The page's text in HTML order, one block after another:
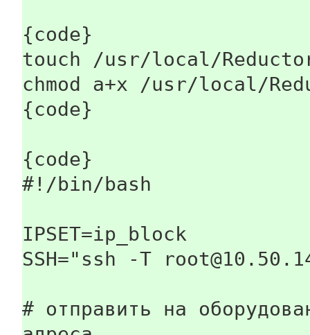
{code}
touch /usr/local/
chmod a+x /usr/local/
{code}
{code}
#!/bin/bash
IPSET=ip_block
SSH="ssh -T
# отправить на